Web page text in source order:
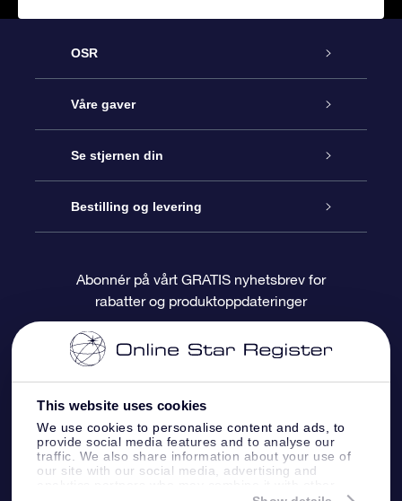
This website uses cookies
We use cookies to personalise content and ads, to
provide social media features and to analyse our
traffic. We also share information about your use of
our site with our social media, advertising and
OSR
Kundeservice
Kontakt oss
Bloggen
Anmeldelser
Våre gaver
Online Stjernegave
OSR Gavepakke
OSR-gavekortet
Bedriftsgaver
Se stjernen din
Star Register
Pesontilpasset stjerneside
One Million Stars
OSR Starsaver
Fly me to the Stars VR-app
Bestilling og levering
Betalingsinformasjon
Fraktinformasjon
Returpolicy
Stjernebildene
Abonnér på vårt GRATIS nyhetsbrev for
rabatter og produktoppdateringer